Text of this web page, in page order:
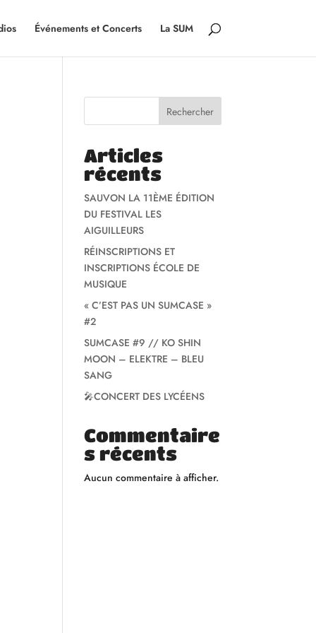
Événements et Concerts La SUM
Rechercher
Articles
récents
SAUVON LA 11ÈME ÉDITION
DU FESTIVAL LES
AIGUILLEURS
RÉINSCRIPTIONS ET
INSCRIPTIONS ÉCOLE DE
MUSIQUE
« C’EST PAS UN SUMCASE »
#2
SUMCASE #9 // KO SHIN
MOON – ELEKTRE – BLEU
SANG
🎤CONCERT DES LYCÉENS
Commentaire
s récents
Aucun commentaire à afficher.